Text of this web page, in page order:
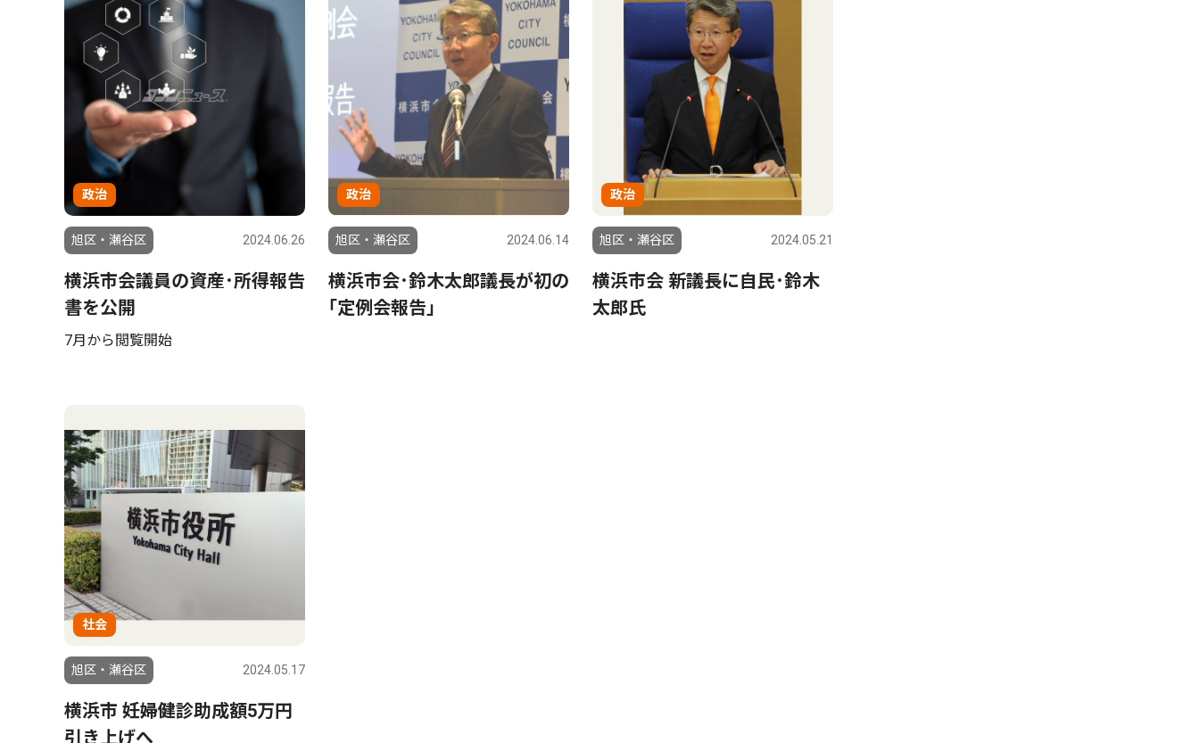
政治
旭区・瀬谷区 2024.06.26
横浜市会議員の資産･所得報告
書を公開
7月から閲覧開始
政治
旭区・瀬谷区 2024.06.14
横浜市会･鈴木太郎議長が初の
｢定例会報告｣
政治
旭区・瀬谷区 2024.05.21
横浜市会 新議長に自民･鈴木
太郎氏
社会
旭区・瀬谷区 2024.05.17
横浜市 妊婦健診助成額5万円
引き上げへ